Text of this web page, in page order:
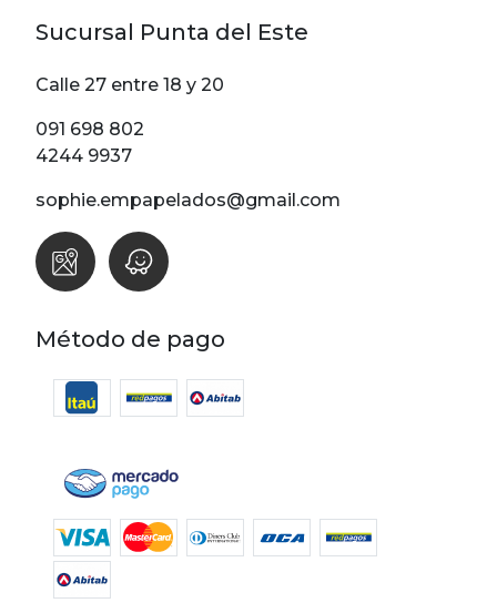
Sucursal Punta del Este
Calle 27 entre 18 y 20
091 698 802
4244 9937
sophie.empapelados@gmail.com
Método de pago